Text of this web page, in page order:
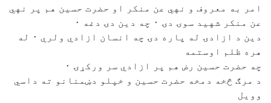
امر به معروف و نهي عن منكر او حضرت حسين هم پر نهي
عن منکر شهيد سوۍ دۍ ٠ چه دين دۍ دغه ٠
دين د ازادۍ له پاره دۍ چه انسان ازادي ولري ٠ له
هره ظلم اوستمه
چه حضرت حسين رض هم پر ازادي سر ورکړۍ ٠
د مرګ څخه دمخه حضرت حسين و خپلو دښمنانو ته داسي
وويل